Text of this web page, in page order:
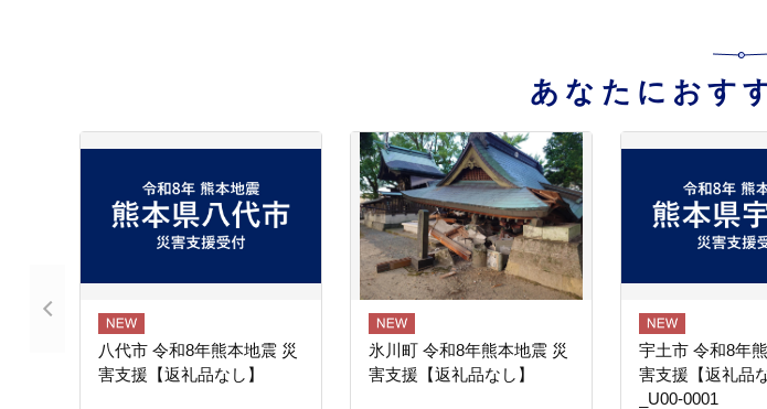
あなたにおす
八代市 令和8年熊本地震 災
害支援【返礼品なし】
氷川町 令和8年熊本地震 災
害支援【返礼品なし】
宇土市 令和8年
害支援【返礼品
_U00-0001